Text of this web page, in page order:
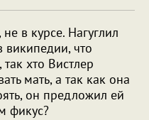
в курсе. Нагуглил
википедии, что
xто Виcтлер
мать, а так как она
он предложил ей
фикус?